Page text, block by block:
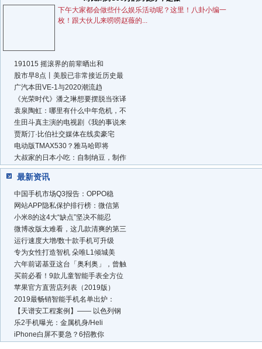
下午大家都会做些什么娱乐活动呢？这里！八卦小编一
枚！跟大伙儿来唠唠赵薇的...
191015 摇滚界的前辈晒出和
股市早8点丨美股已非常接近历史最
广汽本田VE-1与2020潮流趋
《光荣时代》潘之琳想要摆脱当张译
袁泉陶虹：哪里有什么中年危机，不
生田斗真主演的电视剧《我的事说来
贾斯汀·比伯社交媒体在线卖豪宅
电动版TMAX530？雅马哈即将
大叔家的日本小吃：自制纳豆，制作
最新资讯
中国手机市场Q3报告：OPPO稳
网站APP隐私保护排行榜：微信第
小米8的这4大“缺点”坚决不能忍
微博改版太难看，这几款清爽的第三
运行速度大增/数十款手机可升级
专为女性打造智机 朵唯L1倾城美
六年前诺基亚这台「奥利奥」，曾触
买前必看！9款儿童智能手表全方位
苹果官方直营店列表（2019版）
2019最畅销智能手机名单出炉：
【天谱安工程案例】—— 以色列钢
乐2手机曝光：金属机身/Heli
iPhone白屏不要急？6招教你